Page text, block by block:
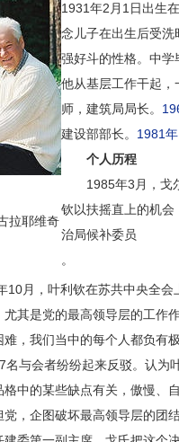
拉耶维奇
1931年2月1日出生
念儿子在出生后受洗
强好斗的性格。中学
他从基层工作干起
师，建筑局局长。
建设部部长。 1981年
个人历程
1985年3月，戈尔
钦以扶摇直上的机
治局候补委员
。
月，叶利钦在苏共中央全会
尤其是党的最高领导层的工作
难，我们当中的每个人都负有
名与会者纷纷起来反驳。认为
格中的某些缺点有关，傲慢、
党，企图破坏最高领导层的团